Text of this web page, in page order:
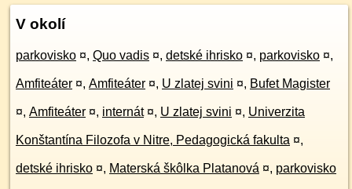
V okolí
parkovisko ¤, Quo vadis ¤, detské ihrisko ¤, parkovisko ¤,
Amfiteáter ¤, Amfiteáter ¤, U zlatej svini ¤, Bufet Magister
¤, Amfiteáter ¤, internát ¤, U zlatej svini ¤, Univerzita
Konštantína Filozofa v Nitre, Pedagogická fakulta ¤,
detské ihrisko ¤, Materská škôlka Platanová ¤, parkovisko